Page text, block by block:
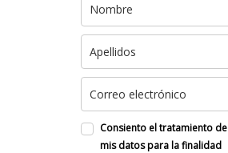
Consiento el tratamiento de
mis datos para la finalidad